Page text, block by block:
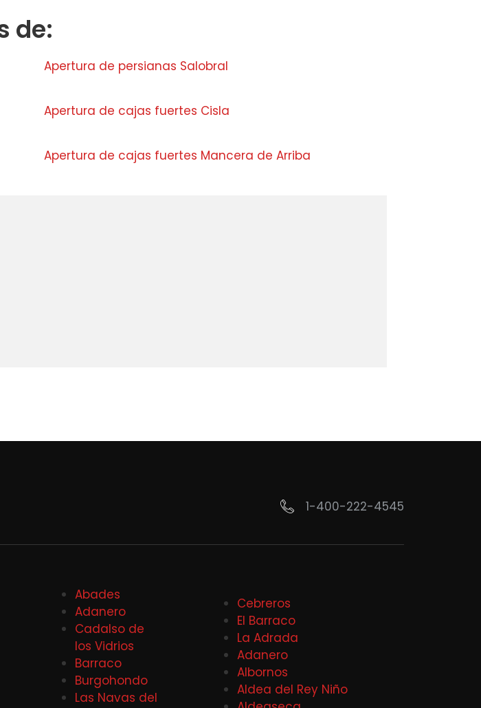
de:
Apertura de persianas Salobral
Apertura de cajas fuertes Cisla
Apertura de cajas fuertes Mancera de Arriba
1-400-222-4545
Abades
Adanero
Cadalso de
los Vidrios
Barraco
Burgohondo
Las Navas del
Cebreros
El Barraco
La Adrada
Adanero
Albornos
Aldea del Rey Niño